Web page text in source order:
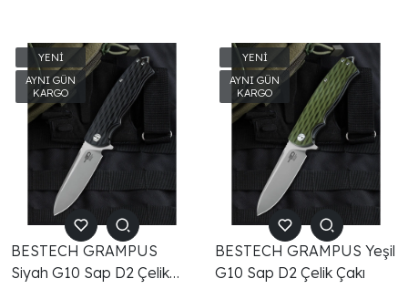
BESTECH GRAMPUS
Siyah G10 Sap D2 Çelik
BESTECH GRAMPUS Yeşil
G10 Sap D2 Çelik Çakı